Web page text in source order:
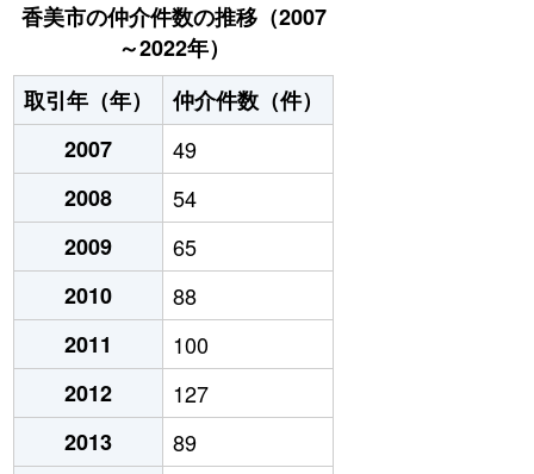
香美市の仲介件数の推移（2007
～2022年）
取引年（年）
仲介件数（件）
2007
49
2008
54
2009
65
2010
88
2011
100
2012
127
2013
89